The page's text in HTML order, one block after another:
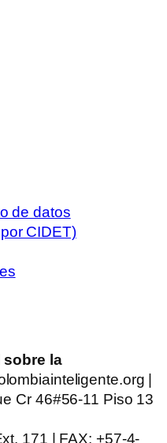
de datos
CIDET)
sobre la
|
Cr 46#56-11 Piso 13
171 | FAX: +57-4-